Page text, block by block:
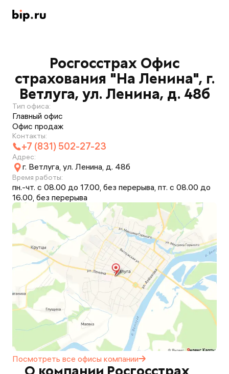
Росгосстрах Офис
страхования "На Ленина", г.
Ветлуга, ул. Ленина, д. 48б
Тип офиса:
Главный офис
Офис продаж
Контакты:
+7 (831) 502-27-23
Адрес:
г. Ветлуга, ул. Ленина, д. 48б
Время работы:
пн.-чт. с 08.00 до 17.00, без перерыва, пт. с 08.00 до
16.00, без перерыва
Посмотреть все офисы компании